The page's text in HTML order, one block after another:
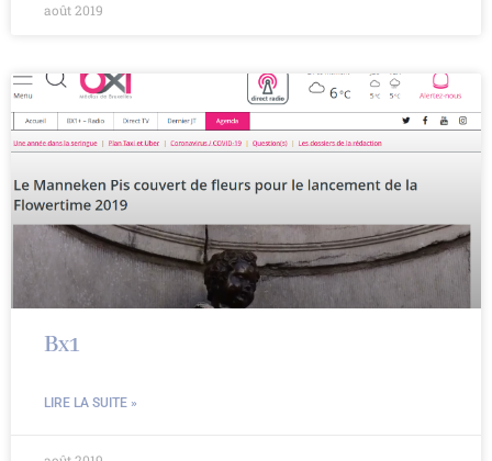
août 2019
Bx1
LIRE LA SUITE »